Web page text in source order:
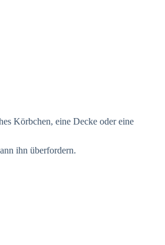
Körbchen, eine Decke oder eine
ihn überfordern.